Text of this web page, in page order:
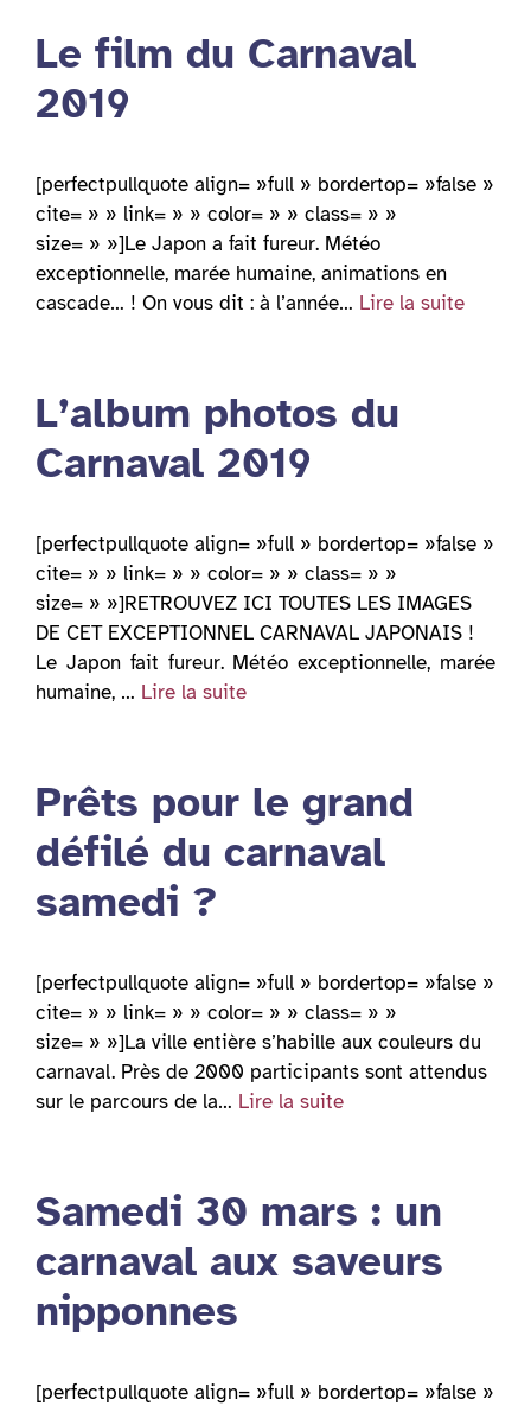
Le film du Carnaval
2019
[perfectpullquote align= »full » bordertop= »false »
cite= » » link= » » color= » » class= » »
size= » »]Le Japon a fait fureur. Météo
exceptionnelle, marée humaine, animations en
cascade… ! On vous dit : à l’année… Lire la suite
L’album photos du
Carnaval 2019
[perfectpullquote align= »full » bordertop= »false »
cite= » » link= » » color= » » class= » »
size= » »]RETROUVEZ ICI TOUTES LES IMAGES
DE CET EXCEPTIONNEL CARNAVAL JAPONAIS !
Le Japon fait fureur. Météo exceptionnelle, marée
humaine, … Lire la suite
Prêts pour le grand
défilé du carnaval
samedi ?
[perfectpullquote align= »full » bordertop= »false »
cite= » » link= » » color= » » class= » »
size= » »]La ville entière s’habille aux couleurs du
carnaval. Près de 2000 participants sont attendus
sur le parcours de la… Lire la suite
Samedi 30 mars : un
carnaval aux saveurs
nipponnes
[perfectpullquote align= »full » bordertop= »false »